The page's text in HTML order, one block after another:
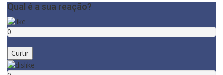
Qual é a sua reação?
0
Curtir